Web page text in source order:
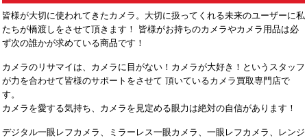
皆様が大切に使われてきたカメラ。大切に扱ってくれる未来のユーザーに私
たちが橋渡しをさせて頂きます！ 皆様がお持ちのカメラやカメラ用品は必
ず次の誰かが求めている商品です！
カメラのリサマイは、カメラに目がない！カメラが大好き！というスタッフ
が力を合わせて皆様のサポートをさせて 頂いているカメラ買取専門店で
す。
カメラを愛する気持ち、カメラを見定める眼力は絶対の自信があります！
デジタル一眼レフカメラ、ミラーレス一眼カメラ、一眼レフカメラ、レンジ